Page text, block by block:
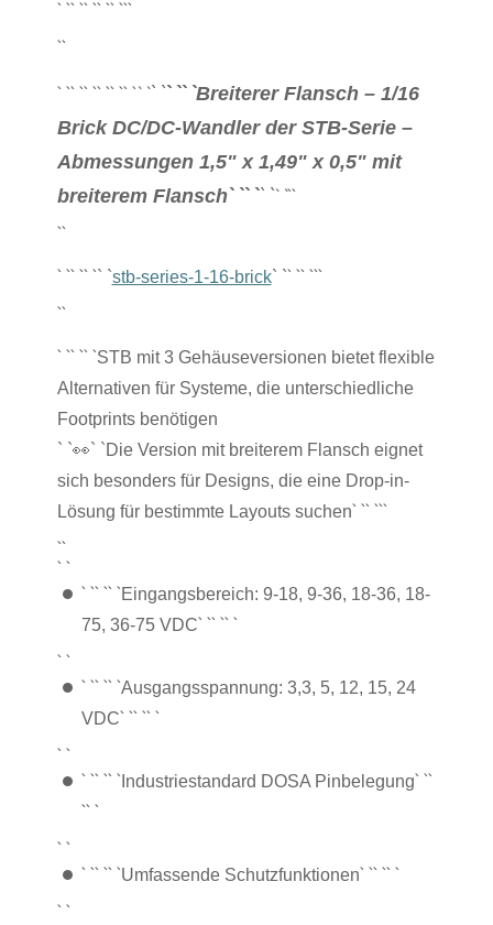
` `` `` `` `` ```
``
` `` `` `` `` `` `` `` `` `` `Breiterer Flansch – 1/16
Brick DC/DC-Wandler der STB-Serie –
Abmessungen 1,5" x 1,49" x 0,5" mit
breiterem Flansch` `` `` `` ```
``
` `` `` `` `stb-series-1-16-brick` `` `` ```
``
` `` `` `STB mit 3 Gehäuseversionen bietet flexible
Alternativen für Systeme, die unterschiedliche
Footprints benötigen
` `👀` `Die Version mit breiterem Flansch eignet
sich besonders für Designs, die eine Drop-in-
Lösung für bestimmte Layouts suchen` `` ```
``
` `
` `` `` `Eingangsbereich: 9-18, 9-36, 18-36, 18-
75, 36-75 VDC` `` `` `
` `
` `` `` `Ausgangsspannung: 3,3, 5, 12, 15, 24
VDC` `` `` `
` `
` `` `` ` Industriestandard DOSA Pinbelegung` ``
`` `
` `
` `` `` `Umfassende Schutzfunktionen` `` `` `
` `